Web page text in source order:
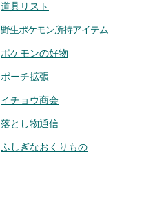
道具リスト
野生ポケモン所持アイテム
ポケモンの好物
ポーチ拡張
イチョウ商会
落とし物通信
ふしぎなおくりもの